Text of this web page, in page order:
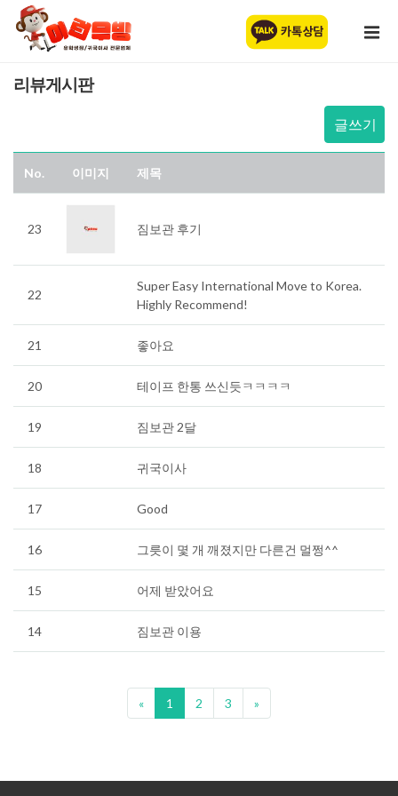
리뷰게시판
글쓰기
No. 이미지 제목
23 짐보관 후기
22
Super Easy International Move to Korea.
Highly Recommend!
21 좋아요
20 테이프 한통 쓰신듯ㅋㅋㅋㅋ
19 짐보관 2달
18 귀국이사
17 Good
16 그릇이 몇 개 깨졌지만 다른건 멀쩡^^
15 어제 받았어요
14 짐보관 이용
« 1 2 3 »